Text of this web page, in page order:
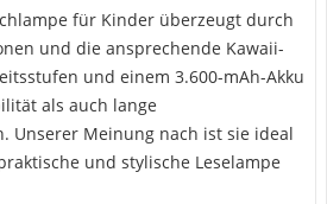
für Kinder überzeugt durch
und die ansprechende Kawaii-
und einem 3.600-mAh-Akku
als auch lange
Unserer Meinung nach ist sie ideal
und stylische Leselampe